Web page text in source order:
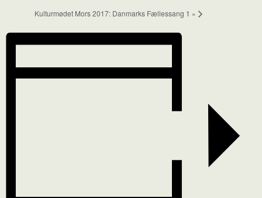
Kulturmødet Mors 2017: Danmarks Fællessang 1 »